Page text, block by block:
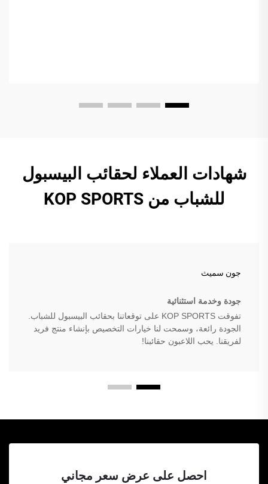
شهادات العملاء لحقائب البيسبول
للشباب من KOP SPORTS
جون سميث
جودة وخدمة استثنائية
تفوقت KOP SPORTS على توقعاتنا بحقائب البيسبول للشباب.
الجودة رائعة، وسمحت لنا خيارات التخصيص بإنشاء منتج فريد
لفريقنا. يحب اللاعبون حقائبنا!
احصل على عرض سعر مجاني